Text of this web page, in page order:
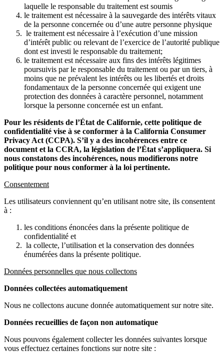
laquelle le responsable du traitement est soumis
le traitement est nécessaire à la sauvegarde des intérêts vitaux
de la personne concernée ou d’une autre personne physique
le traitement est nécessaire à l’exécution d’une mission
d’intérêt public ou relevant de l’exercice de l’autorité publique
dont est investi le responsable du traitement;
le traitement est nécessaire aux fins des intérêts légitimes
poursuivis par le responsable du traitement ou par un tiers, à
moins que ne prévalent les intérêts ou les libertés et droits
fondamentaux de la personne concernée qui exigent une
protection des données à caractère personnel, notamment
lorsque la personne concernée est un enfant.
Pour les résidents de l’État de Californie, cette politique de
confidentialité vise à se conformer à la California Consumer
Privacy Act (CCPA). S’il y a des incohérences entre ce
document et la CCRA, la législation de l’État s’appliquera. Si
nous constatons des incohérences, nous modifierons notre
politique pour nous conformer à la loi pertinente.
Consentement
Les utilisateurs conviennent qu’en utilisant notre site, ils consentent
à :
les conditions énoncées dans la présente politique de
confidentialité et
la collecte, l’utilisation et la conservation des données
énumérées dans la présente politique.
Données personnelles que nous collectons
Données collectées automatiquement
Nous ne collectons aucune donnée automatiquement sur notre site.
Données recueillies de façon non automatique
Nous pouvons également collecter les données suivantes lorsque
vous effectuez certaines fonctions sur notre site :